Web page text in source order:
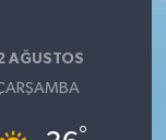
AĞUSTOS
°